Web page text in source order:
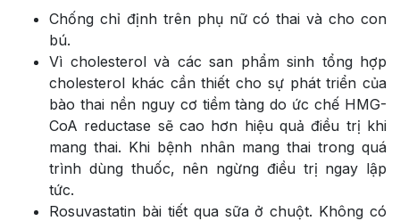
Chống chỉ định trên phụ nữ có thai và cho con
bú.
Vì cholesterol và các san phẩm sinh tổng hợp
cholesterol khác cần thiết cho sự phát triển của
bào thai nền nguy cơ tiềm tàng do ức chế HMG-
CoA reductase sẽ cao hơn hiệu quả điều trị khi
mang thai. Khi bệnh nhân mang thai trong quá
trình dùng thuốc, nên ngừng điều trị ngay lập
tức.
Rosuvastatin bài tiết qua sữa ở chuột. Không có